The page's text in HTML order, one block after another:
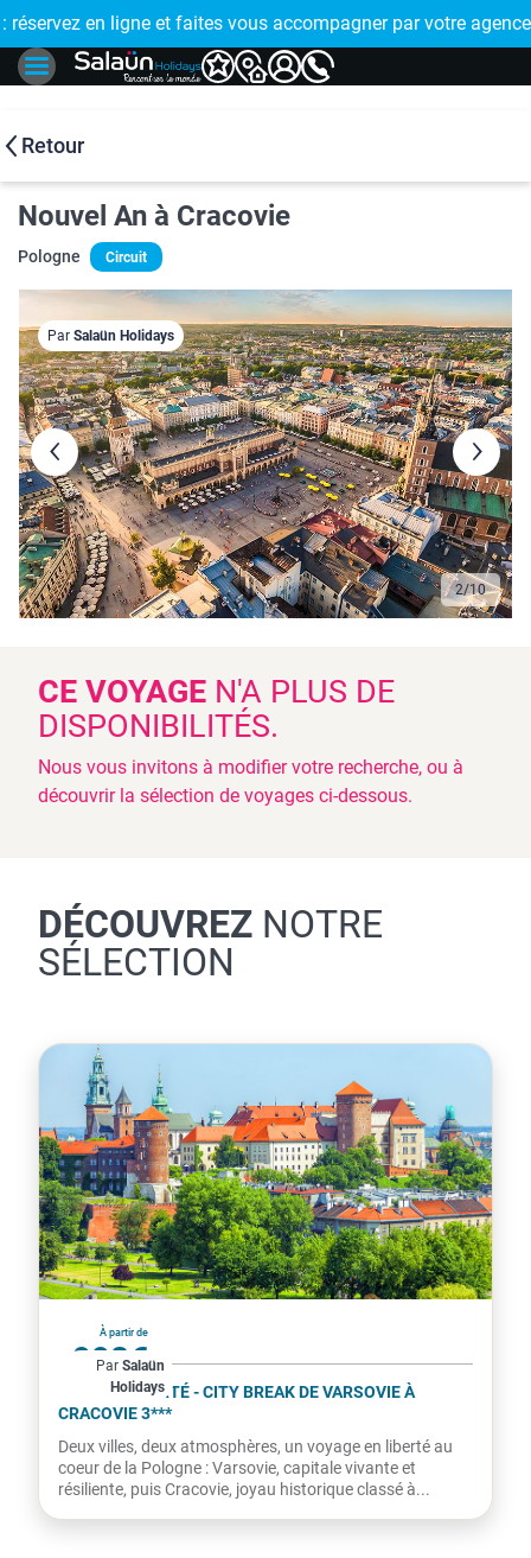
!
: réservez en ligne et faites vous accompagner par votre
🤩
Retour
Nouvel An à Cracovie
Pologne Circuit
2/10
Par Salaün Holidays
CE VOYAGE N'A PLUS DE
DISPONIBILITÉS.
Nous vous invitons à modifier votre recherche, ou à
découvrir la sélection de voyages ci-dessous.
DÉCOUVREZ NOTRE
SÉLECTION
À partir de
998€
par personne
Par Salaün
Holidays
Pologne
CIRCUIT LIBERTÉ - CITY BREAK DE VARSOVIE À
CRACOVIE 3***
Deux villes, deux atmosphères, un voyage en liberté au
coeur de la Pologne : Varsovie, capitale vivante et
résiliente, puis Cracovie, joyau historique classé à...